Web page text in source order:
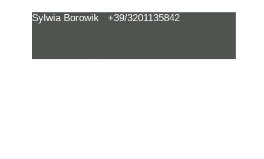
Sylwia Borowik +39/3201135842